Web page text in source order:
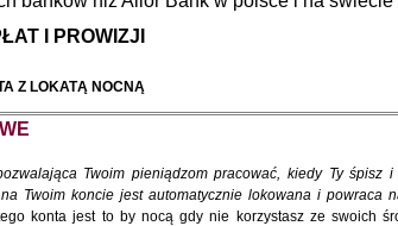
I PROWIZJI
Z LOKATĄ NOCNĄ
Twoim pieniądzom pracować, kiedy Ty
Twoim koncie jest automatycznie lokowana i powraca
konta jest to by nocą gdy nie korzystasz ze swoich